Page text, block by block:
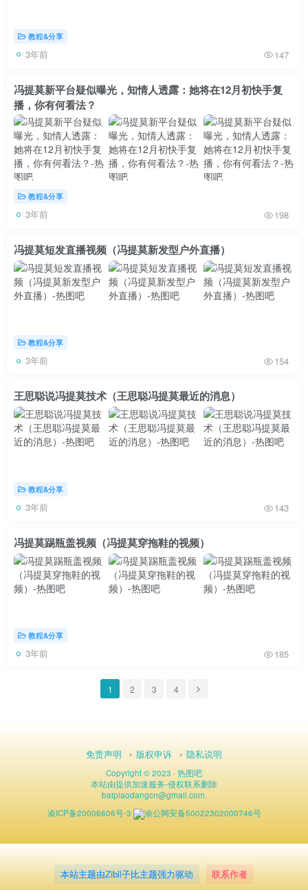
教程&分享
3年前 147
冯提莫新平台疑似曝光，知情人透露：她将在12月初快手复
播，你有何看法？
教程&分享
3年前 198
冯提莫短发直播视频（冯提莫新发型户外直播）
教程&分享
3年前 154
王思聪说冯提莫技术（王思聪冯提莫最近的消息）
教程&分享
3年前 143
冯提莫踢瓶盖视频（冯提莫穿拖鞋的视频）
教程&分享
3年前 185
1 2 3 4
免责声明 版权申诉 隐私说明
Copyright © 2023 ·热图吧
本站由提供加速服务-侵权联系删除
baipiaodangcn@gmail.com.
渝ICP备20006606号-3
渝公网安备50022302000746号
本站主题由Zibll子比主题强力驱动 联系作者